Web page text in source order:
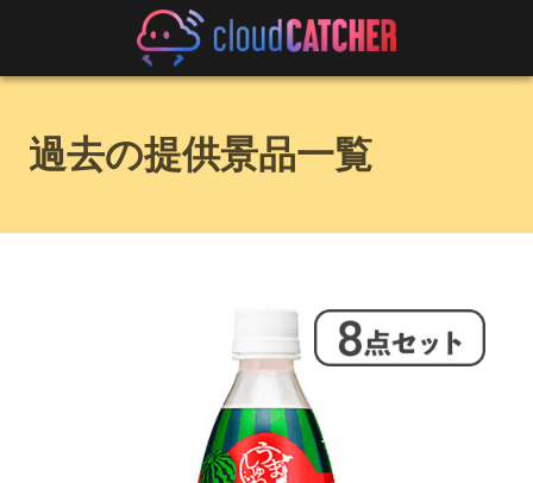
過去の提供景品一覧